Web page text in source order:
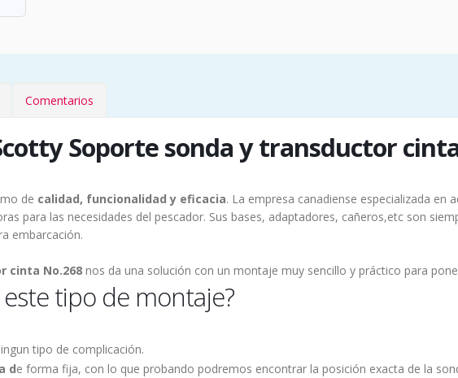
Comentarios
Soporte sonda y transductor
de calidad, funcionalidad y eficacia. La empresa canadiense especializada en
para las necesidades del pescador. Sus bases, adaptadores, cañeros,etc son
embarcación.
cinta No.268 nos da una solución con un montaje muy sencillo y práctico para
tipo de montaje?
tipo de complicación.
de forma fija, con lo que probando podremos encontrar la posición exacta de la